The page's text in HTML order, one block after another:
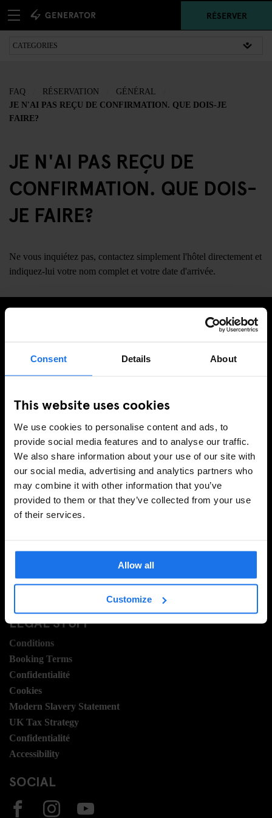
Consent Details About
This website uses cookies
We use cookies to personalise content and ads, to
provide social media features and to analyse our traffic.
We also share information about your use of our site with
our social media, advertising and analytics partners who
may combine it with other information that you’ve
provided to them or that they’ve collected from your use
of their services.
Allow all
Customize
RÉSERVER
FAQ RÉSERVATION
GÉNÉRAL
JE N'AI PAS REÇU DE CONFIRMATION. QUE DOIS-JE
FAIRE?
JE N'AI PAS REÇU DE
CONFIRMATION. QUE DOIS-
JE FAIRE?
Ne vous inquiétez pas, contactez simplement l'hôtel directement et
indiquez-lui votre nom complet et votre date d'arrivée.
RECEVOIR DES OFFRES EXCLUSIVES
S'INSCRIRE
INFORMATION
Á propos
Contactez nous
Postes
LEGAL STUFF
Conditions
Booking Terms
Confidentialité
Cookies
Modern Slavery Statement
UK Tax Strategy
Confidentialité
Accessibility
SOCIAL